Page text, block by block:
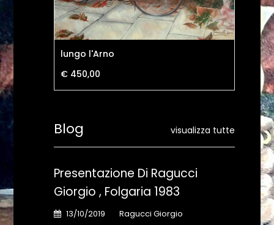
lungo l'Arno
€ 450,00
€
visualizza tutte
Blog
Presentazione Di Ragucci
Giorgio , Folgaria 1983
13/10/2019 Ragucci Giorgio